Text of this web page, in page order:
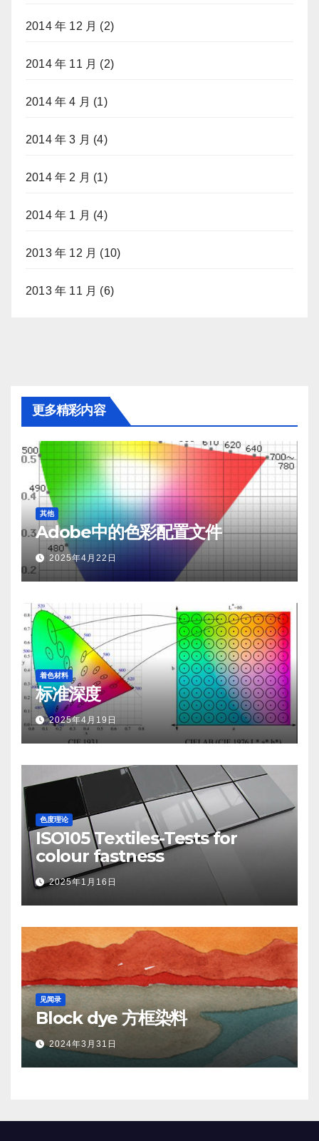
2014 年 12 月 (2)
2014 年 11 月 (2)
2014 年 4 月 (1)
2014 年 3 月 (4)
2014 年 2 月 (1)
2014 年 1 月 (4)
2013 年 12 月 (10)
2013 年 11 月 (6)
更多精彩内容
其他
Adobe中的色彩配置文件
2025年4月22日
着色材料
标准深度
2025年4月19日
色度理论
ISO105 Textiles-Tests for
colour fastness
2025年1月16日
见闻录
Block dye 方框染料
2024年3月31日